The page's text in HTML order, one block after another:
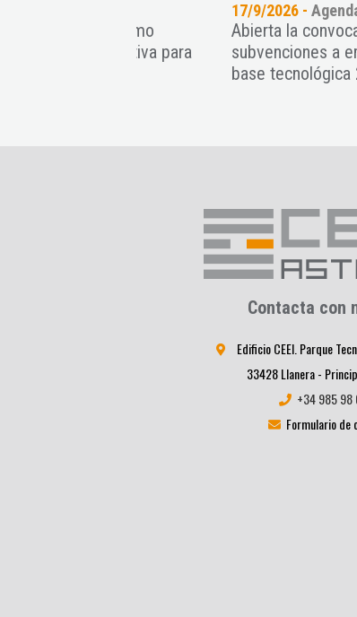
Agenda
Abierta la convocatoria de
subvenciones a empresas de
base tecnológica 2026 ...
Contacta con
Edificio CEEI. Parque
33428 Llanera -
+34 985 98
Formulario de